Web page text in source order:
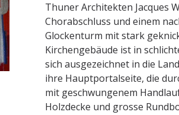
Thuner Architekten Jacques
Chorabschluss und einem
Glockenturm mit stark
Kirchengebäude ist in
sich ausgezeichnet in die
ihre Hauptportalseite, die
mit geschwungenem
Holzdecke und grosse